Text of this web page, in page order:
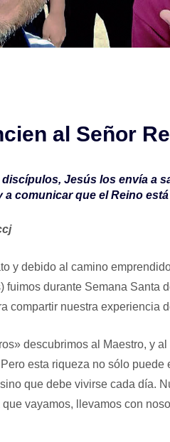
al Señor
Jesús los envía a
comunicar que el Reino está
y debido al camino
fuimos durante Semana Santa
compartir nuestra experiencia
descubrimos al Maestro, y
esta riqueza no sólo puede
que debe vivirse cada día.
vayamos, llevamos con